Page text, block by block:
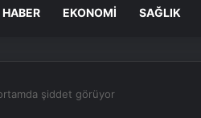
HABER EKONOMI SAĞLIK
şiddet görüyor